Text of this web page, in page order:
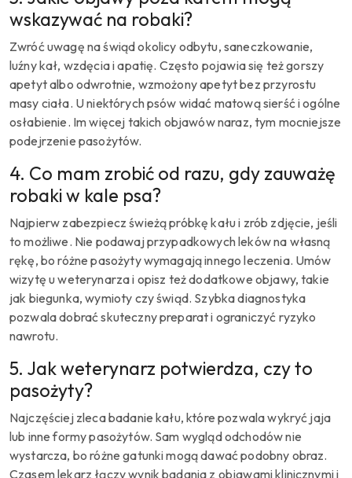
wskazywać na robaki?
Zwróć uwagę na świąd okolicy odbytu, saneczkowanie,
luźny kał, wzdęcia i apatię. Często pojawia się też gorszy
apetyt albo odwrotnie, wzmożony apetyt bez przyrostu
masy ciała. U niektórych psów widać matową sierść i ogólne
osłabienie. Im więcej takich objawów naraz, tym mocniejsze
podejrzenie pasożytów.
4. Co mam zrobić od razu, gdy zauważę
robaki w kale psa?
Najpierw zabezpiecz świeżą próbkę kału i zrób zdjęcie, jeśli
to możliwe. Nie podawaj przypadkowych leków na własną
rękę, bo różne pasożyty wymagają innego leczenia. Umów
wizytę u weterynarza i opisz też dodatkowe objawy, takie
jak biegunka, wymioty czy świąd. Szybka diagnostyka
pozwala dobrać skuteczny preparat i ograniczyć ryzyko
nawrotu.
5. Jak weterynarz potwierdza, czy to
pasożyty?
Najczęściej zleca badanie kału, które pozwala wykryć jaja
lub inne formy pasożytów. Sam wygląd odchodów nie
wystarcza, bo różne gatunki mogą dawać podobny obraz.
Czasem lekarz łączy wynik badania z objawami klinicznymi i